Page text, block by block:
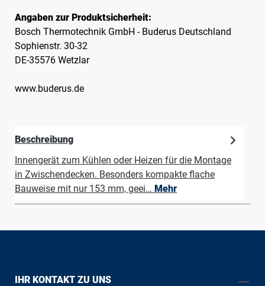
Angaben zur Produktsicherheit:
Bosch Thermotechnik GmbH - Buderus Deutschland
Sophienstr. 30-32
DE-35576 Wetzlar
www.buderus.de
Beschreibung
Innengerät zum Kühlen oder Heizen für die Montage
in Zwischendecken. Besonders kompakte flache
Bauweise mit nur 153 mm, geei… Mehr
IHR KONTAKT ZU UNS